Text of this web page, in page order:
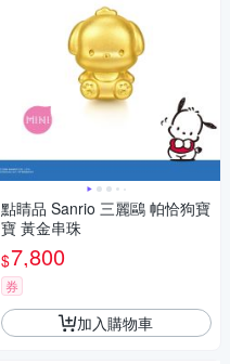
點睛品 Sanrio 三麗鷗 帕恰狗寶
寶 黃金串珠
$7,800
券
加入購物車